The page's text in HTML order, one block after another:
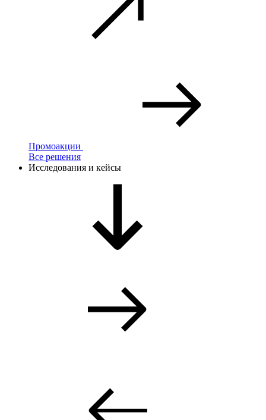
Промоакции
Все решения
Исследования и кейсы